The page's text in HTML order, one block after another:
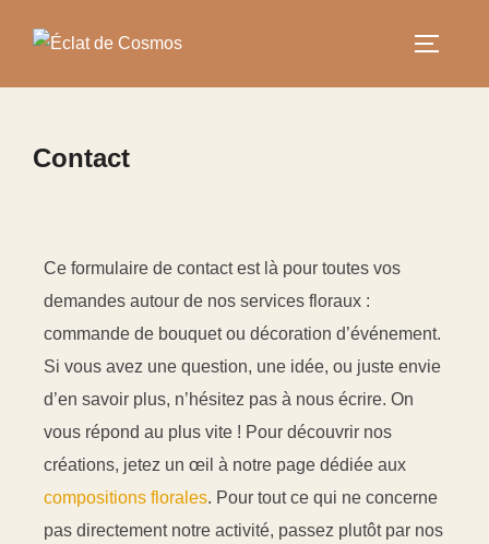
Contact
Ce formulaire de contact est là pour toutes vos
demandes autour de nos services floraux :
commande de bouquet ou décoration d’événement.
Si vous avez une question, une idée, ou juste envie
d’en savoir plus, n’hésitez pas à nous écrire. On
vous répond au plus vite ! Pour découvrir nos
créations, jetez un œil à notre page dédiée aux
compositions florales. Pour tout ce qui ne concerne
pas directement notre activité, passez plutôt par nos